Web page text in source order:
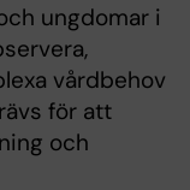
ungdomar i
vårdbehov
för att
och